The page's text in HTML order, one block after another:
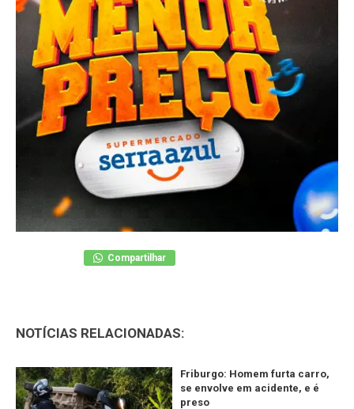
Compartilhar
NOTÍCIAS RELACIONADAS:
Friburgo: Homem furta carro,
se envolve em acidente, e é
preso